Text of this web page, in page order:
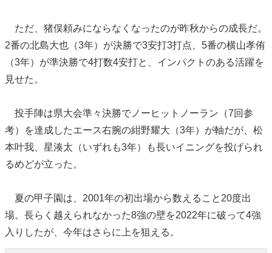
ただ、猪俣頼みにならなくなったのが昨秋からの成長だ。
2番の北島大也（3年）が決勝で3安打3打点、5番の横山孝侑
（3年）が準決勝で4打数4安打と、インパクトのある活躍を
見せた。
投手陣は県大会準々決勝でノーヒットノーラン（7回参
考）を達成したエース右腕の紺野耀大（3年）が軸だが、松
本叶我、星湊太（いずれも3年）も長いイニングを投げられ
るめどが立った。
夏の甲子園は、2001年の初出場から数えること20度出
場。長らく越えられなかった8強の壁を2022年に破って4強
入りしたが、今年はさらに上を狙える。